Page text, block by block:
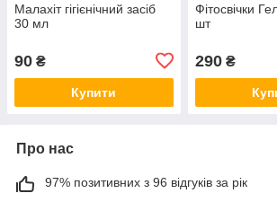
Малахіт гігієнічний засіб
30 мл
90 ₴
Купити
Фітосвічки
шт
290₴
Про нас
97% позитивних з 96 відгуків за рік